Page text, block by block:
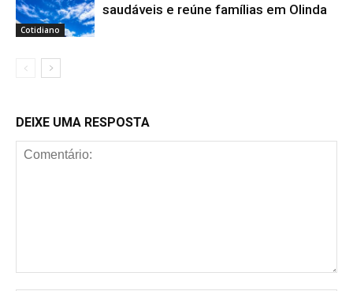
Cotidiano
saudáveis e reúne famílias em Olinda
DEIXE UMA RESPOSTA